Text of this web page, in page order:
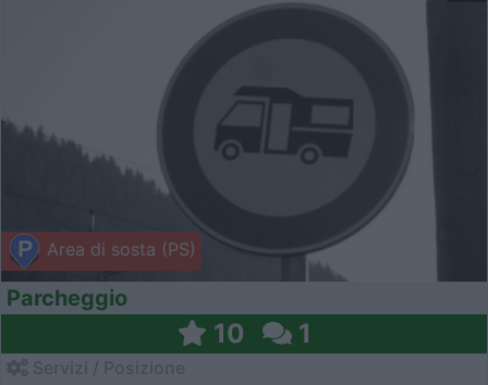
Area di sosta (PS)
Parcheggio
10 1